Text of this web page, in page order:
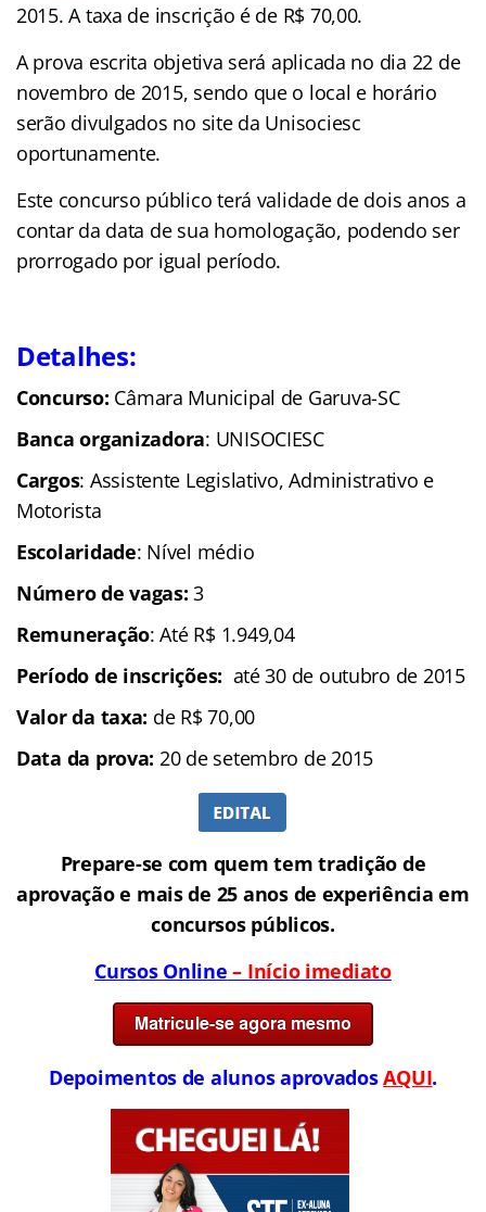
2015. A taxa de inscrição é de R$ 70,00.
A prova escrita objetiva será aplicada no dia 22 de
novembro de 2015, sendo que o local e horário
serão divulgados no site da Unisociesc
oportunamente.
Este concurso público terá validade de dois anos a
contar da data de sua homologação, podendo ser
prorrogado por igual período.
Detalhes:
Concurso: Câmara Municipal de Garuva-SC
Banca organizadora: UNISOCIESC
Cargos: Assistente Legislativo, Administrativo e
Motorista
Escolaridade: Nível médio
Número de vagas: 3
Remuneração: Até R$ 1.949,04
Período de inscrições: até 30 de outubro de 2015
Valor da taxa: de R$ 70,00
Data da prova: 20 de setembro de 2015
Prepare-se com quem tem tradição de
aprovação e mais de 25 anos de experiência em
concursos públicos.
Cursos Online – Início imediato
Depoimentos de alunos aprovadosAQUI.